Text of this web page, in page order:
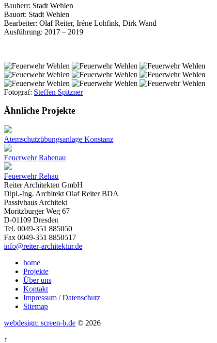
Bauherr: Stadt Wehlen
Bauort: Stadt Wehlen
Bearbeiter: Olaf Reiter, Iréne Lohfink, Dirk Wand
Ausführung: 2017 – 2019
Fotograf: Steffen Spitzner
Ähnliche Projekte
Atemschutzübungsanlage Konstanz
Feuerwehr Rabenau
Feuerwehr Rehau
Reiter Architekten GmbH
Dipl.-Ing. Architekt Olaf Reiter BDA
Passivhaus Architekt
Moritzburger Weg 67
D-01109 Dresden
Tel. 0049-351 885050
Fax 0049-351 8850517
info@reiter-architektur.de
home
Projekte
Über uns
Kontakt
Impressum / Datenschutz
Sitemap
webdesign: screen-b.de © 2026
↑